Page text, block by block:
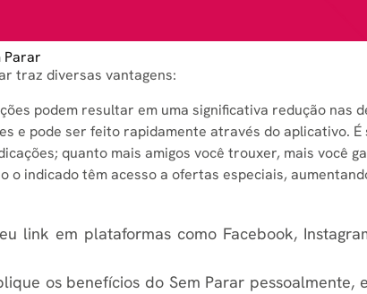
Parar
traz diversas vantagens:
podem resultar em uma significativa redução nas
e pode ser feito rapidamente através do aplicativo.
quanto mais amigos você trouxer, mais você
indicado têm acesso a ofertas especiais,
link em plataformas como Facebook,
os benefícios do Sem Parar pessoalmente,